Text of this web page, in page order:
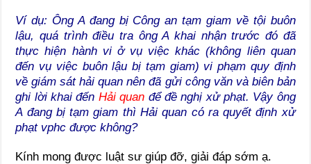
Ví dụ: Ông A đang bị Công an tạm giam về tội buôn
lậu, quá trình điều tra ông A khai nhận trước đó đã
thực hiện hành vi ở vụ việc khác (không liên quan
đến vụ việc buôn lậu bị tạm giam) vi phạm quy định
về giám sát hải quan nên đã gửi công văn và biên bản
ghi lời khai đến Hải quan để đề nghị xử phạt. Vậy ông
A đang bị tạm giam thì Hải quan có ra quyết định xử
phạt vphc được không?
Kính mong được luật sư giúp đỡ, giải đáp sớm ạ.